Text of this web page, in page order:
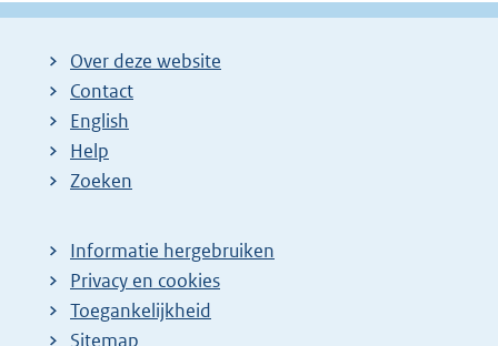
Over deze website
Contact
English
Help
Zoeken
Informatie hergebruiken
Privacy en cookies
Toegankelijkheid
Sitemap